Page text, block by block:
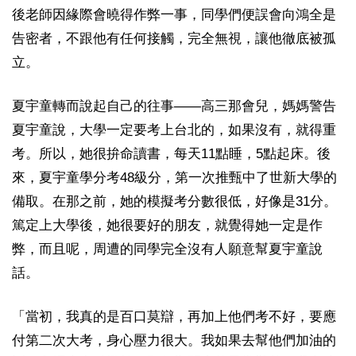
後老師因緣際會曉得作弊一事，同學們便誤會向鴻全是
告密者，不跟他有任何接觸，完全無視，讓他徹底被孤
立。
夏宇童轉而說起自己的往事――高三那會兒，媽媽警告
夏宇童說，大學一定要考上台北的，如果沒有，就得重
考。所以，她很拚命讀書，每天11點睡，5點起床。後
來，夏宇童學分考48級分，第一次推甄中了世新大學的
備取。在那之前，她的模擬考分數很低，好像是31分。
篤定上大學後，她很要好的朋友，就覺得她一定是作
弊，而且呢，周遭的同學完全沒有人願意幫夏宇童說
話。
「當初，我真的是百口莫辯，再加上他們考不好，要應
付第二次大考，身心壓力很大。我如果去幫他們加油的